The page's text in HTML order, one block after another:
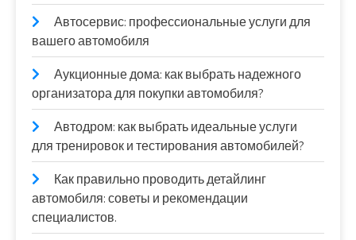
Автосервис: профессиональные услуги для
вашего автомобиля
Аукционные дома: как выбрать надежного
организатора для покупки автомобиля?
Автодром: как выбрать идеальные услуги
для тренировок и тестирования автомобилей?
Как правильно проводить детайлинг
автомобиля: советы и рекомендации
специалистов.